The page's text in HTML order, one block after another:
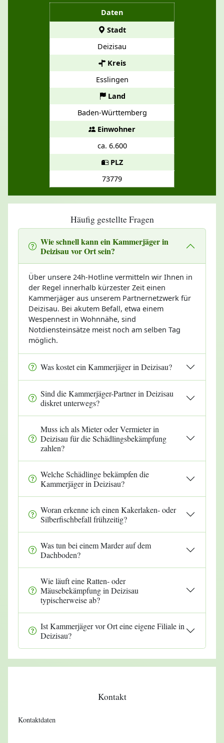
Daten
Stadt
Deizisau
Kreis
Esslingen
Land
Baden-Württemberg
Einwohner
ca. 6.600
PLZ
73779
Häufig gestellte Fragen
Wie schnell kann ein Kammerjäger in
Deizisau vor Ort sein?
Über unsere 24h-Hotline vermitteln wir Ihnen in
der Regel innerhalb kürzester Zeit einen
Kammerjäger aus unserem Partnernetzwerk für
Deizisau. Bei akutem Befall, etwa einem
Wespennest in Wohnnähe, sind
Notdiensteinsätze meist noch am selben Tag
möglich.
Was kostet ein Kammerjäger in Deizisau?
Sind die Kammerjäger-Partner in Deizisau
diskret unterwegs?
Muss ich als Mieter oder Vermieter in
Deizisau für die Schädlingsbekämpfung
zahlen?
Welche Schädlinge bekämpfen die
Kammerjäger in Deizisau?
Woran erkenne ich einen Kakerlaken- oder
Silberfischbefall frühzeitig?
Was tun bei einem Marder auf dem
Dachboden?
Wie läuft eine Ratten- oder
Mäusebekämpfung in Deizisau
typischerweise ab?
Ist Kammerjäger vor Ort eine eigene Filiale in
Deizisau?
Kontakt
Kontaktdaten